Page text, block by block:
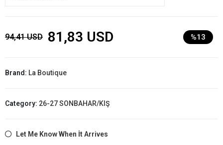
94,41 USD 81,83 USD %13
Brand: La Boutique
Category: 26-27 SONBAHAR/KIŞ
Let Me Know When İt Arrives